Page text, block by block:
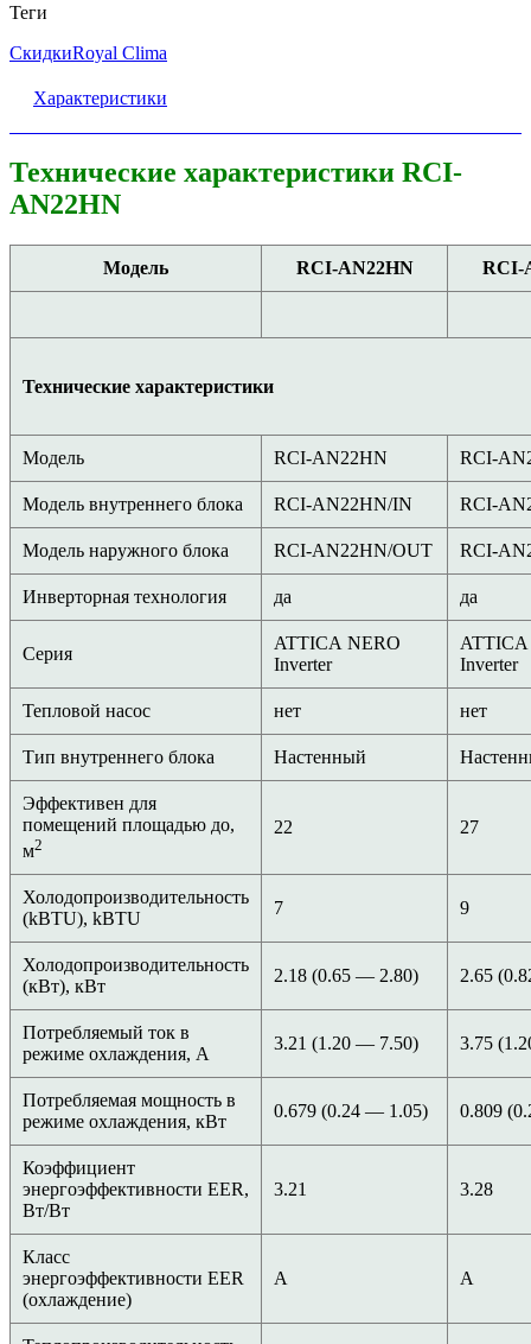
Теги
СкидкиRoyal Clima
Характеристики
Технические характеристики RCI-
AN22HN
Модель RCI-AN22HN RCI-
Технические характеристики
Модель RCI-AN22HN RCI-
Модель внутреннего блока RCI-AN22HN/IN RCI-
Модель наружного блока RCI-AN22HN/OUT RCI-
Инверторная технология да да
Серия
ATTIСA NERO
Inverter
ATTIСA
Inverter
Тепловой насос нет нет
Тип внутреннего блока Настенный
Эффективен для
помещений площадью до,
м2
22 27
Холодопроизводительность
(kBTU), kBTU
7 9
Холодопроизводительность
(кВт), кВт
2.18 (0.65 — 2.80) 2.65
Потребляемый ток в
режиме охлаждения, А
3.21 (1.20 — 7.50) 3.75
Потребляемая мощность в
режиме охлаждения, кВт
0.679 (0.24 — 1.05) 0.809
Коэффициент
энергоэффективности EER,
Вт/Вт
3.21 3.28
Класс
энергоэффективности EER
(охлаждение)
A A